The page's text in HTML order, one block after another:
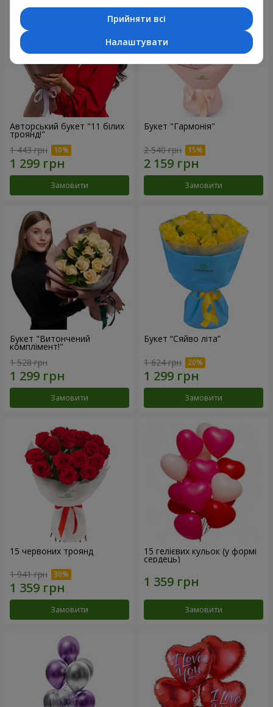
Авторський букет "11 білих
троянд!"
1 443 грн
Замовити
Букет "Гармонія"
2 540 грн
Замовити
Букет "Витончений
комплімент!"
1 528 грн
Замовити
Букет “Сяйво літа”
1 624 грн
Замовити
15 червоних троянд
1 941 грн
Замовити
15 гелієвих кульок (у формі
сердець)
Замовити
Прийняти всі
Налаштувати